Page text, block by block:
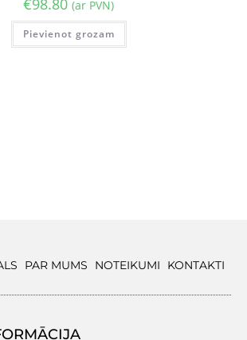
€98.80 (ar PVN)
Pievienot grozam
PAR MUMS NOTEIKUMI KONTAKTI